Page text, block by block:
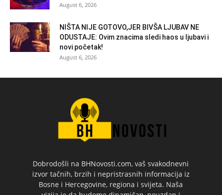
August 6, 2026
NIŠTA NIJE GOTOVO,JER BIVŠA LJUBAV NE
ODUSTAJE: Ovim znacima sledi haos u ljubavi i
novi početak!
August 6, 2026
Dobrodošli na BHNovosti.com, vaš svakodnevni
izvor tačnih, brzih i nepristrasnih informacija iz
Bosne i Hercegovine, regiona i svijeta. Naša